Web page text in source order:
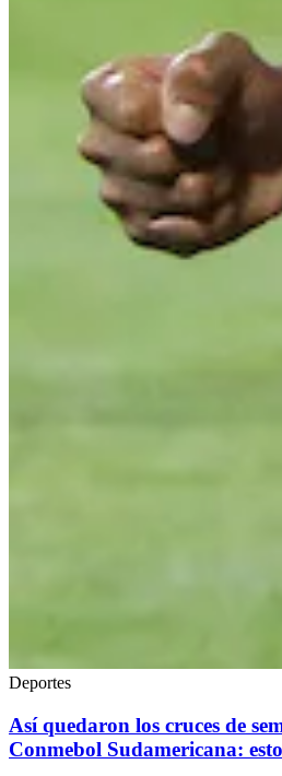
Deportes
Así quedaron los cruces de
Conmebol Sudamericana: